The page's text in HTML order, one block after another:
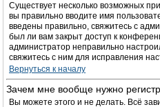
Существует несколько возможных
вы правильно вводите имя
введены правильно, свяжитесь с
был ли вам закрыт доступ к
администратор неправильно
свяжитесь с ним для исправления
Вернуться к началу
Зачем мне вообще нужно
Вы можете этого и не делать. Всё